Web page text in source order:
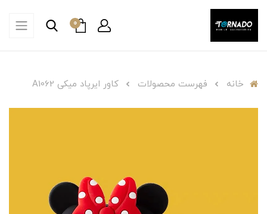
0
خانه فهرست محصولات کاور ایرپاد میکی A1062